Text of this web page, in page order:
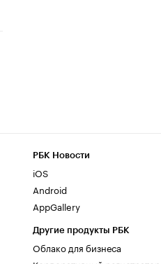
РБК Новости
iOS
Android
AppGallery
Другие продукты РБК
Облако для бизнеса